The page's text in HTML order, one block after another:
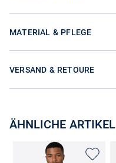
MATERIAL & PFLEGE
VERSAND & RETOURE
ÄHNLICHE ARTIKEL